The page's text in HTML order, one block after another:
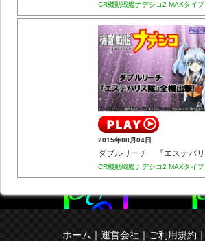
CR機動戦艦ナデシコ2 MAXタイプ
2015年08月04日
CR機動戦艦ナデシコ2 MAXタイプ
ホーム ｜ 運営会社 ｜ ご利用規約 ｜